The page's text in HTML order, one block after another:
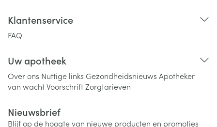
Klantenservice
FAQ
Uw apotheek
Over ons Nuttige links Gezondheidsnieuws Apotheker
van wachtVoorschriftZorgtarieven
Nieuwsbrief
Blijf op de hoogte van nieuwe producten en promoties